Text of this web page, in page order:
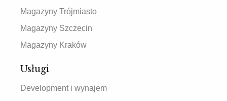
Magazyny Trójmiasto
Magazyny Szczecin
Magazyny Kraków
Usługi
Development i wynajem